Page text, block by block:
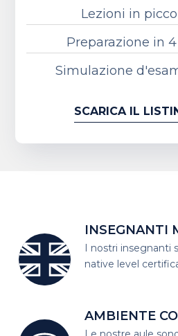
Lezioni in
Preparazione in
Simulazione
SCARICA IL
INSEGNANTI
I nostri insegnanti
native level
AMBIENTE